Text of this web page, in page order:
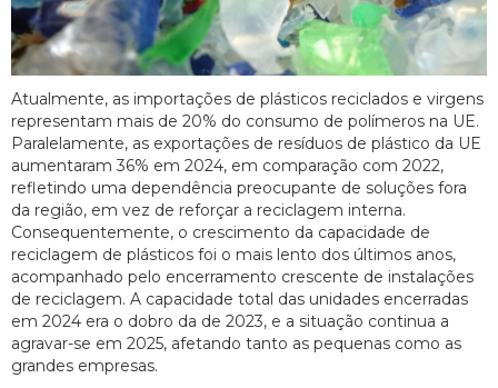
Atualmente, as importações de plásticos reciclados e virgens
representam mais de 20% do consumo de polímeros na UE.
Paralelamente, as exportações de resíduos de plástico da UE
aumentaram 36% em 2024, em comparação com 2022,
refletindo uma dependência preocupante de soluções fora
da região, em vez de reforçar a reciclagem interna.
Consequentemente, o crescimento da capacidade de
reciclagem de plásticos foi o mais lento dos últimos anos,
acompanhado pelo encerramento crescente de instalações
de reciclagem. A capacidade total das unidades encerradas
em 2024 era o dobro da de 2023, e a situação continua a
agravar-se em 2025, afetando tanto as pequenas como as
grandes empresas.